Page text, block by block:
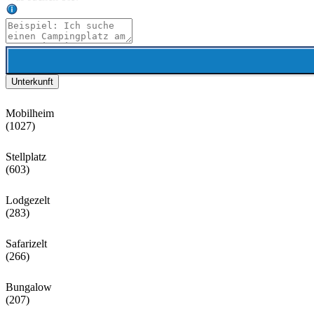
Unterkunft
Mobilheim
(1027)
Stellplatz
(603)
Lodgezelt
(283)
Safarizelt
(266)
Bungalow
(207)